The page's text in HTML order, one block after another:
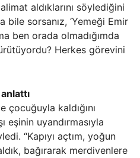
aldıklarını söylediğini
bile sorsanız, ‘Yemeği Emir
ben orada olmadığımda
Herkes görevini
çocuğuyla kaldığını
eşinin uyandırmasıyla
“Kapıyı açtım, yoğun
bağırarak merdivenlere